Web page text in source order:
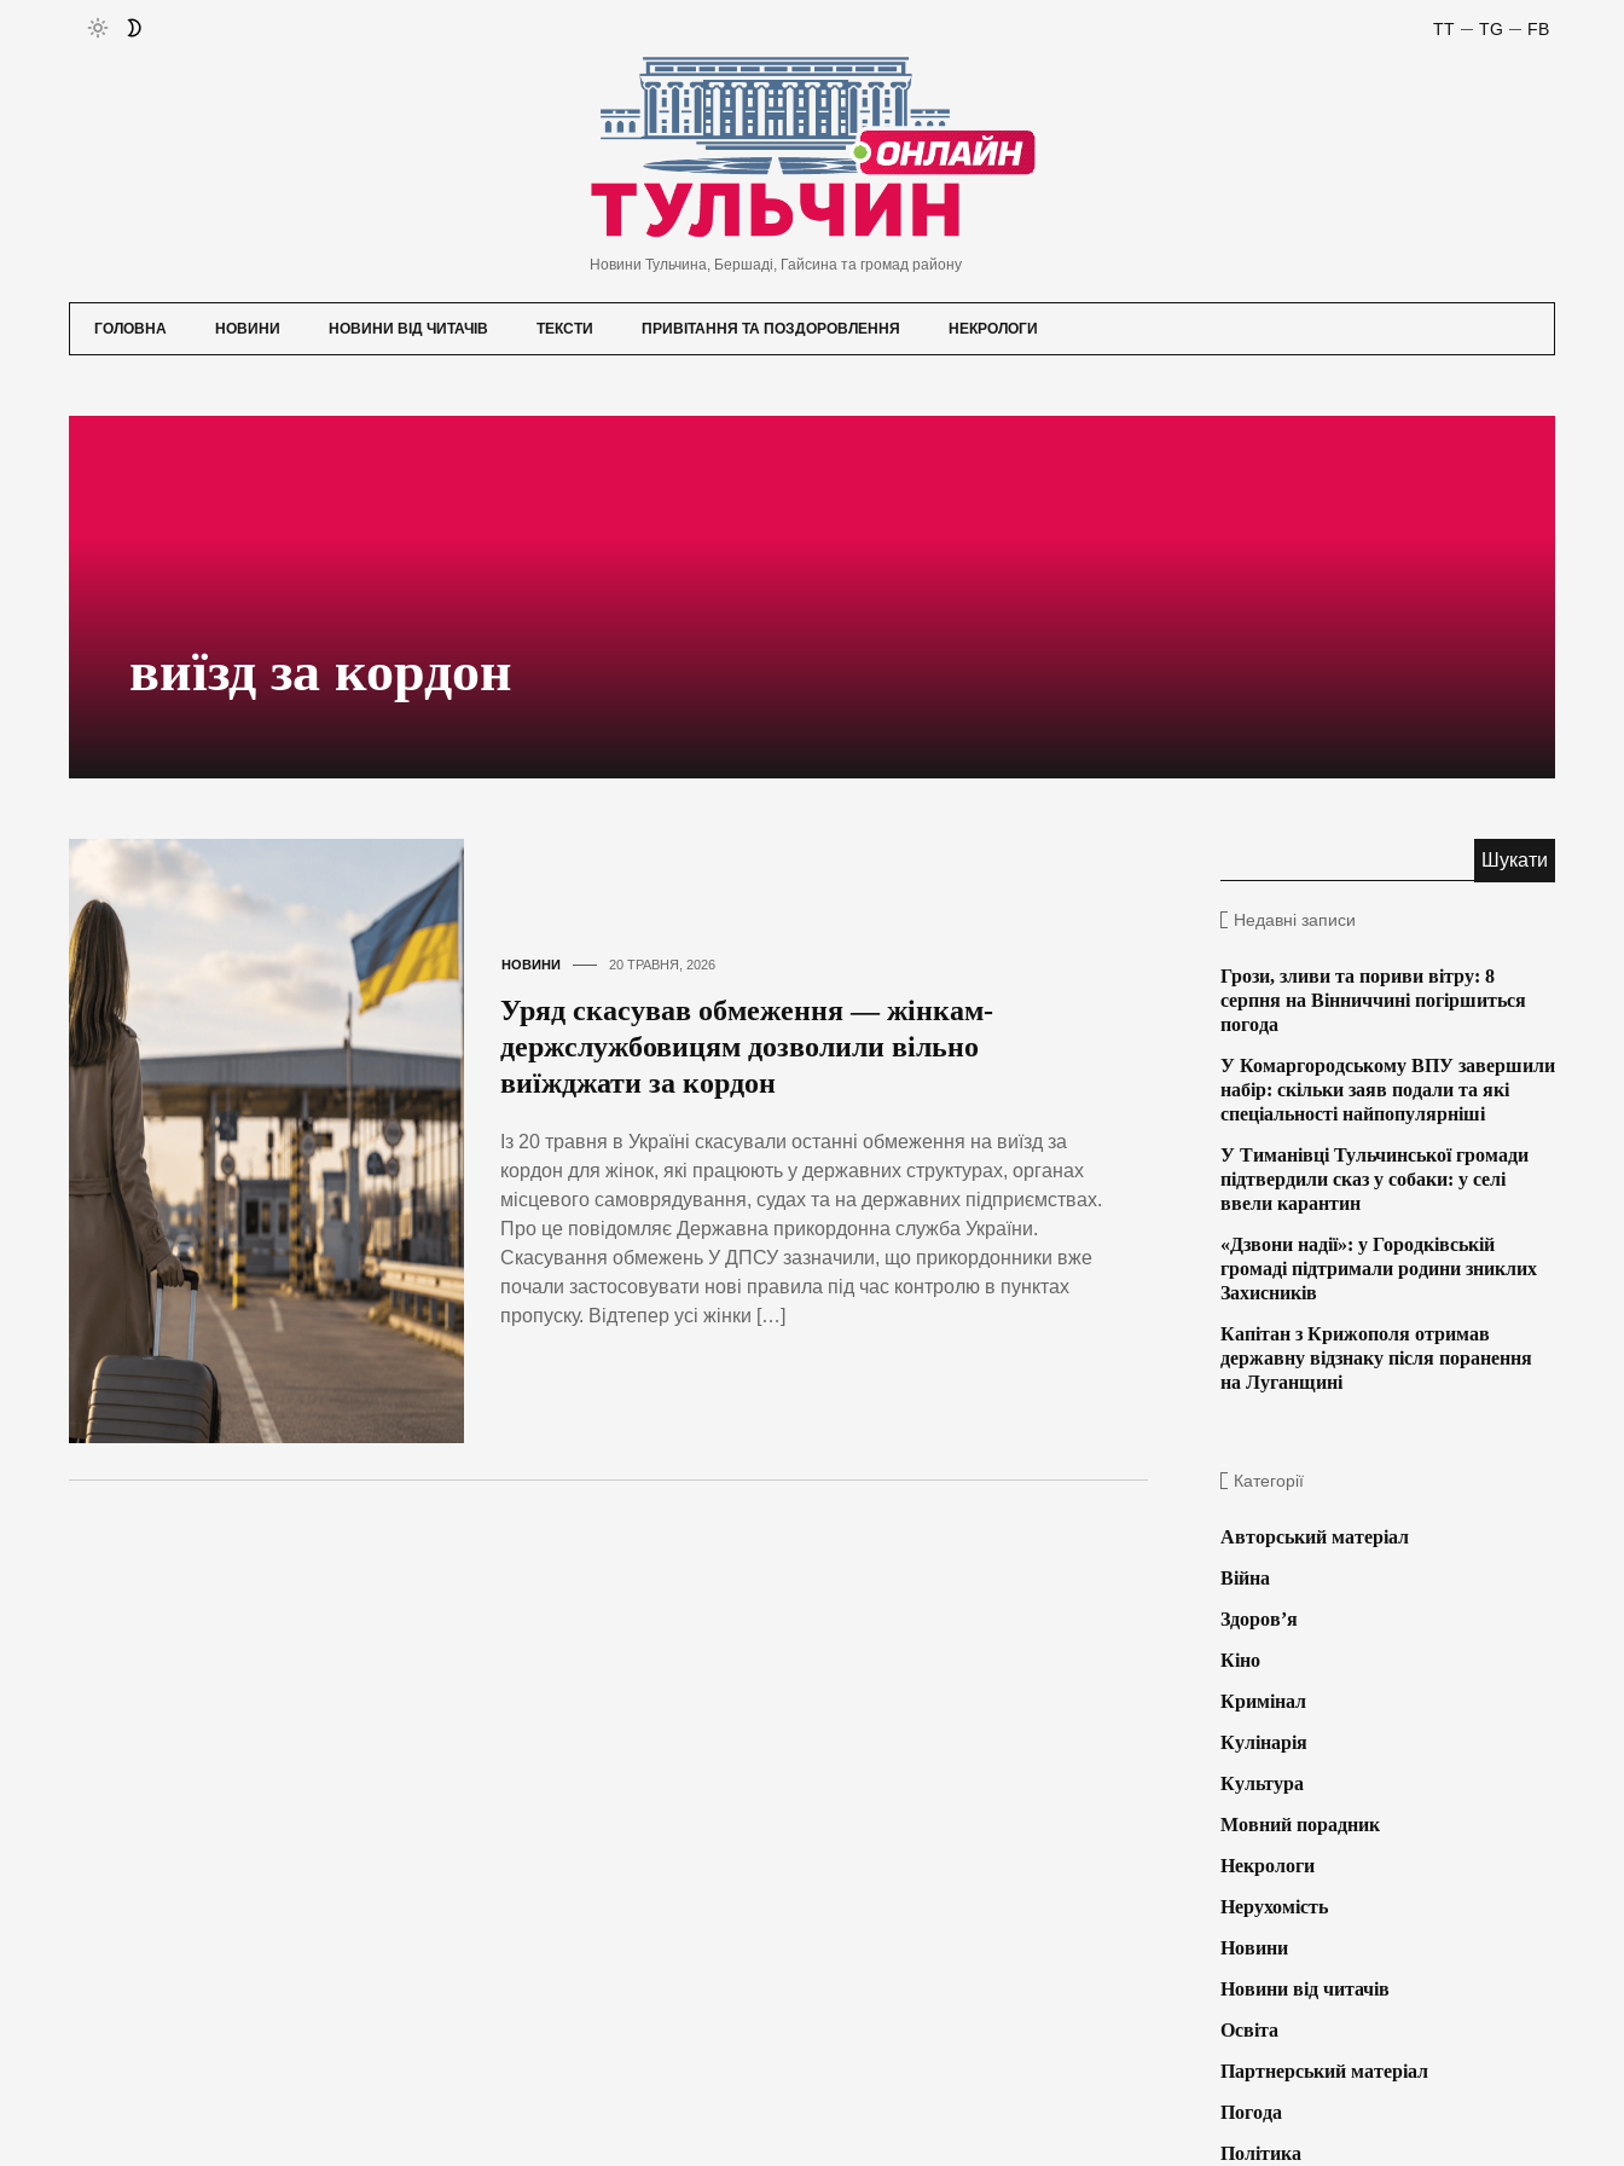
FB
TG
TT
Новини Тульчина, Бершаді, Гайсина та громад району
ГОЛОВНА НОВИНИ НОВИНИ ВІД ЧИТАЧІВ ТЕКСТИ ПРИВІТАННЯ ТА ПОЗДОРОВЛЕННЯ НЕКРОЛОГИ
виїзд за кордон
НОВИНИ 20 ТРАВНЯ, 2026
Уряд скасував обмеження — жінкам-
держслужбовицям дозволили вільно
виїжджати за кордон
Із 20 травня в Україні скасували останні обмеження на виїзд за
кордон для жінок, які працюють у державних структурах, органах
місцевого самоврядування, судах та на державних підприємствах.
Про це повідомляє Державна прикордонна служба України.
Скасування обмежень У ДПСУ зазначили, що прикордонники вже
почали застосовувати нові правила під час контролю в пунктах
пропуску. Відтепер усі жінки […]
Недавні записи
Грози, зливи та пориви вітру: 8
серпня на Вінниччині погіршиться
погода
У Комаргородському ВПУ завершили
набір: скільки заяв подали та які
спеціальності найпопулярніші
У Тиманівці Тульчинської громади
підтвердили сказ у собаки: у селі
ввели карантин
«Дзвони надії»: у Городківській
громаді підтримали родини зниклих
Захисників
Капітан з Крижополя отримав
державну відзнаку після поранення
на Луганщині
Категорії
Авторський матеріал
Війна
Здоров’я
Кіно
Кримінал
Кулінарія
Культура
Мовний порадник
Некрологи
Нерухомість
Новини
Новини від читачів
Освіта
Партнерський матеріал
Погода
Політика